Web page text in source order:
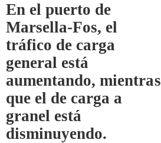
En el puerto de
Marsella-Fos, el
tráfico de carga
general está
aumentando, mientras
que el de carga a
granel está
disminuyendo.